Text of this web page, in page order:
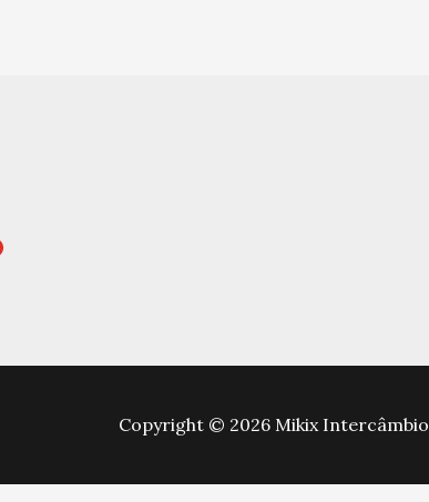
Copyright © 2026 Mikix Intercâmbio